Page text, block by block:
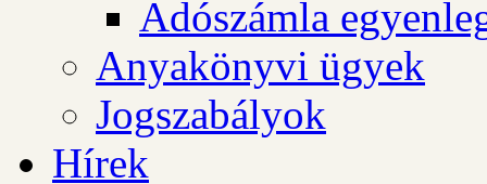
Adószámla
Anyakönyvi ügyek
Jogszabályok
Hírek